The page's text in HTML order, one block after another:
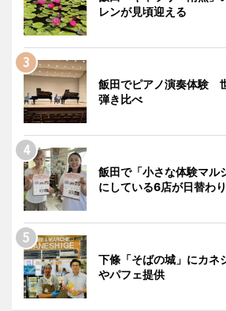
レンが見頃迎える
飯田でピアノ演奏体験
弾き比べ
飯田で「小さな体験マ
にしている6店が日替わ
下條「そばの城」にカ
やパフェ提供